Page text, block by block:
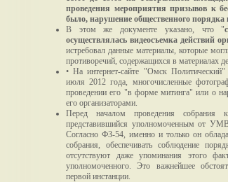
проведения мероприятия призывов к
было, нарушение общественного порядка
В этом же документе указано, что "
осуществлялась видеосъемка действий
истребовал данные материалы, которые
противоречий, содержащихся в материалах
• На интернет-сайте "Омск Политический"
июля 2012 года, многочисленные
проведении его "в форме митинга" или о
его организаторами.
Перед началом проведения собрания
представившийся уполномоченным от
Согласно ФЗ-54, именно и только он
собрания, обеспечивать соблюдение
отсутствуют даже упоминания этого
уполномоченного. Это важнейшее
первой инстанции.